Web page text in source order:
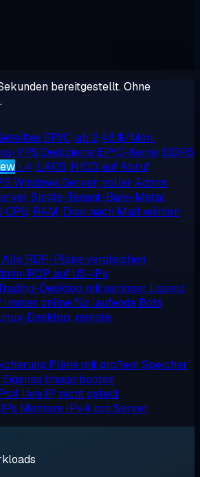
bereitgestellt. Ohne
EPYC, ab 2,48 $/Mon.
VPS Dedizierte EPYC-Kerne, DDR5
L4, L40S, H100 auf Abruf
Windows Server, voller Admin
Single-Tenant-Bare-Metal
CPU, RAM, Disk nach Maß wählen
Alle RDP-Pläne vergleichen
RDP auf US-IPs
Desktop mit geringer Latenz
Immer online für laufende Bots
Desktop, remote
Pläne mit großem Speicher
Eigenes Image booten
Ihre IP, nicht geteilt
Mehrere IPv4 pro Server